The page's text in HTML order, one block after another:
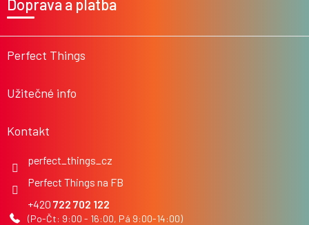
t
Perfect Things
Užitečné info
Kontakt
722 702 122
Perfect Things na FB
perfect_things_cz
Doprava a platba